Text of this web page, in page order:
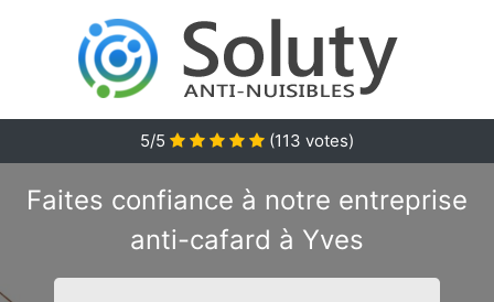
5/5 (113 votes)
Faites confiance à notre entreprise
anti-cafard à Yves